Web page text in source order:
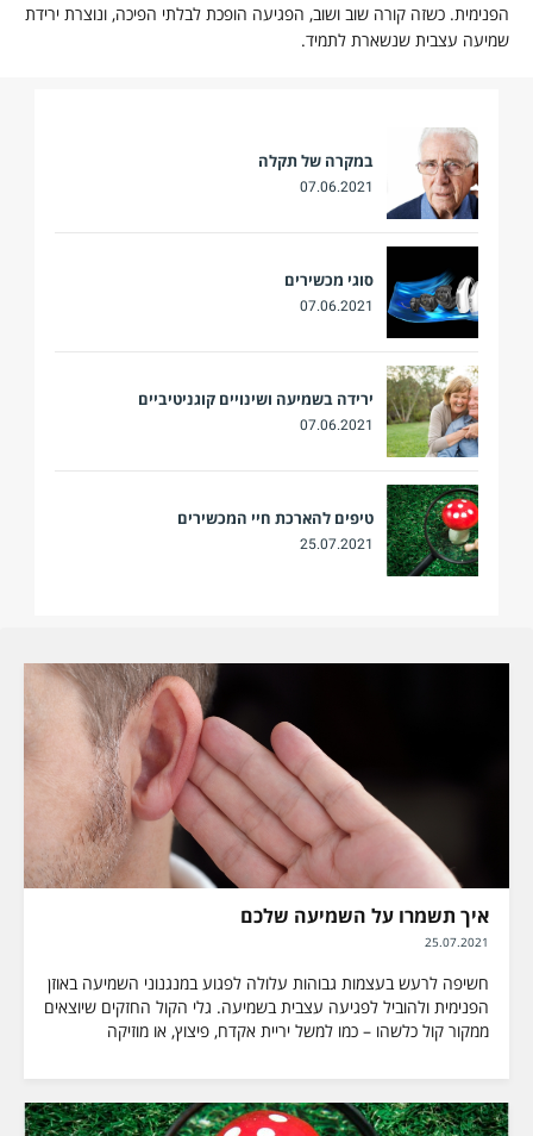
כשזה קורה שוב ושוב, הפגיעה הופכת לבלתי הפיכה, ונוצרת ירידת
עצבית שנשארת לתמיד.
במקרה של תקלה
07.06.2021
סוגי מכשירים
07.06.2021
ירידה בשמיעה ושינויים קוגניטיביים
07.06.2021
טיפים להארכת חיי המכשירים
25.07.2021
איך תשמרו על השמיעה שלכם
25.07.2021
חשיפה לרעש בעצמות גבוהות עלולה לפגוע במנגנוני השמיעה באוזן
הפנימית ולהוביל לפגיעה עצבית בשמיעה. גלי הקול החזקים שיוצאים
ממקור קול כלשהו – כמו למשל יריית אקדח, פיצוץ, או מוזיקה